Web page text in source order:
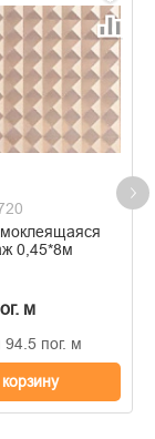
0,45*8м
м
пог. м